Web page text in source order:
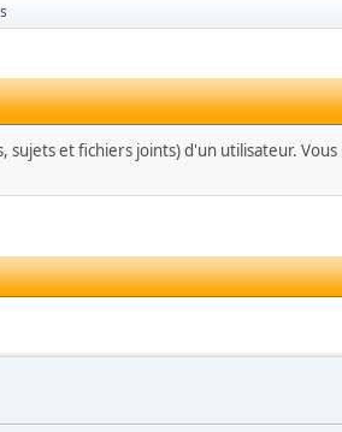
et fichiers joints) d'un utilisateur.